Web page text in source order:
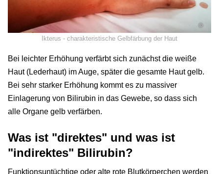
©
Ikterus - charakteristische Gelbfärbung der Haut
Bei leichter Erhöhung verfärbt sich zunächst die weiße
Haut (Lederhaut) im Auge, später die gesamte Haut gelb.
Bei sehr starker Erhöhung kommt es zu massiver
Einlagerung von Bilirubin in das Gewebe, so dass sich
alle Organe gelb verfärben.
Was ist "direktes" und was ist
"indirektes" Bilirubin?
Funktionsuntüchtige oder alte rote Blutkörperchen werden